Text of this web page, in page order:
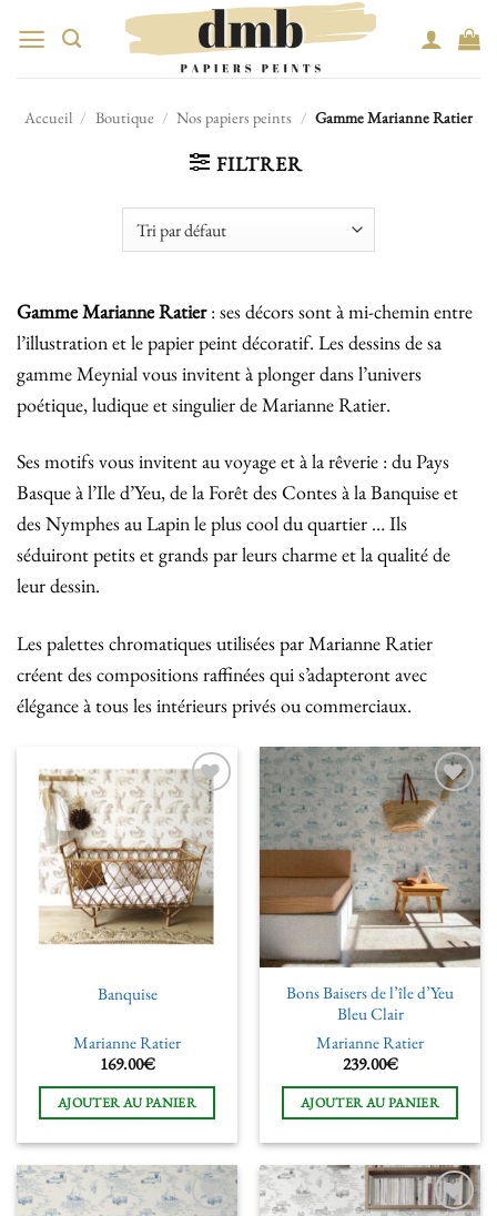
contenu
Accueil / Boutique / Nos papiers peints / Gamme Marianne Ratier
FILTRER
Gamme Marianne Ratier: ses décors sont à mi-chemin entre
l’illustration et le papier peint décoratif. Les dessins de sa
gamme Meynial vous invitent à plonger dans l’univers
poétique, ludique et singulier de Marianne Ratier.
Ses motifs vous invitent au voyage et à la rêverie : du Pays
Basque à l’Ile d’Yeu, de la Forêt des Contes à la Banquise et
des Nymphes au Lapin le plus cool du quartier … Ils
séduiront petits et grands par leurs charme et la qualité de
leur dessin.
Les palettes chromatiques utilisées par Marianne Ratier
créent des compositions raffinées qui s’adapteront avec
élégance à tous les intérieurs privés ou commerciaux.
Ajouter
à la liste
de
souhaits
Banquise
Marianne Ratier
169.00€
AJOUTER AU PANIER
Ajouter
à la liste
de
souhaits
Bons Baisers de l’île d’Yeu
Bleu Clair
Marianne Ratier
239.00€
AJOUTER AU PANIER